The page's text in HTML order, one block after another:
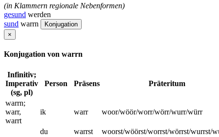
(in Klammern regionale Nebenformen)
gesund werden
sund warrn
Konjugation
×
Konjugation von warrn
Infinitiv;
Imperativ
(sg, pl)
Person Präsens Präteritum
warrn;
warr,
warrt
ik warr woor/wöör/worr/wörr/wurr/würr
du warrst
woorst/wöörst/worrst/wörrst/wurrst/